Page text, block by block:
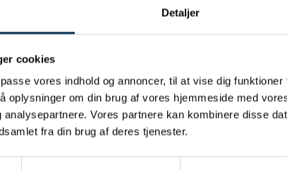
Detaljer
cookies
vores indhold og annoncer, til at vise dig
oplysninger om din brug af vores hjemmeside med
analysepartnere. Vores partnere kan kombinere disse
fra din brug af deres tjenester.